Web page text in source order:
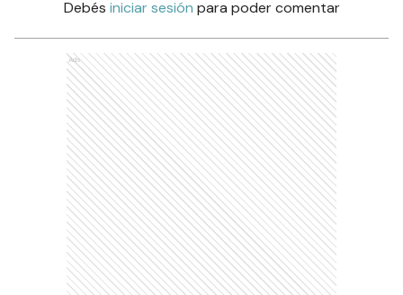
Debés iniciar sesión para poder comentar
Ads